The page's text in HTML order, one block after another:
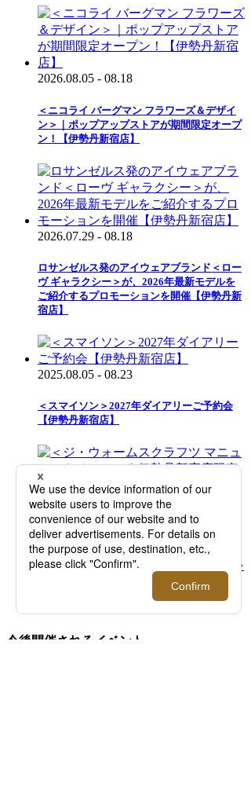
2026.08.05 - 08.18
＜ニコライ バーグマン フラワーズ＆デザイ
ン＞｜ポップアップストアが期間限定オープ
ン！【伊勢丹新宿店】
2026.07.29 - 08.18
ロサンゼルス発のアイウェアブランド＜ロー
ヴ ギャラクシー＞が、2026年最新モデルを
ご紹介するプロモーションを開催【伊勢丹新
宿店】
2025.08.05 - 08.23
＜スマイソン＞2027年ダイアリーご予約会
【伊勢丹新宿店】
2026.08.05 - 08.25
＜ジ・ウォームスクラフツ マニュファクチャ
ー＞｜伊勢丹新宿店限定レザーグッズや、ホ
ースハイドを手織りしたラゲッジコレクショ
今後開催されるイベント